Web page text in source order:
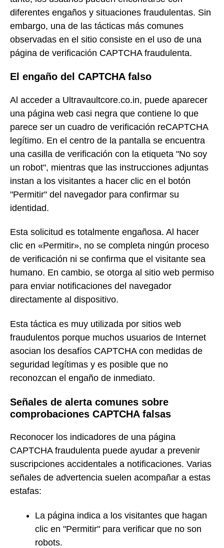
diferentes engaños y situaciones fraudulentas. Sin
embargo, una de las tácticas más comunes
observadas en el sitio consiste en el uso de una
página de verificación CAPTCHA fraudulenta.
El engaño del CAPTCHA falso
Al acceder a Ultravaultcore.co.in, puede aparecer
una página web casi negra que contiene lo que
parece ser un cuadro de verificación reCAPTCHA
legítimo. En el centro de la pantalla se encuentra
una casilla de verificación con la etiqueta "No soy
un robot", mientras que las instrucciones adjuntas
instan a los visitantes a hacer clic en el botón
"Permitir" del navegador para confirmar su
identidad.
Esta solicitud es totalmente engañosa. Al hacer
clic en «Permitir», no se completa ningún proceso
de verificación ni se confirma que el visitante sea
humano. En cambio, se otorga al sitio web permiso
para enviar notificaciones del navegador
directamente al dispositivo.
Esta táctica es muy utilizada por sitios web
fraudulentos porque muchos usuarios de Internet
asocian los desafíos CAPTCHA con medidas de
seguridad legítimas y es posible que no
reconozcan el engaño de inmediato.
Señales de alerta comunes sobre
comprobaciones CAPTCHA falsas
Reconocer los indicadores de una página
CAPTCHA fraudulenta puede ayudar a prevenir
suscripciones accidentales a notificaciones. Varias
señales de advertencia suelen acompañar a estas
estafas:
La página indica a los visitantes que hagan
clic en "Permitir" para verificar que no son
robots.